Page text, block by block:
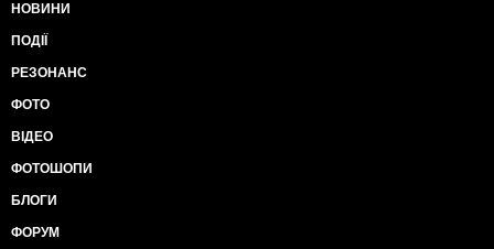
НОВИНИ
ПОДІЇ
РЕЗОНАНС
ФОТО
ВІДЕО
ФОТОШОПИ
БЛОГИ
ФОРУМ